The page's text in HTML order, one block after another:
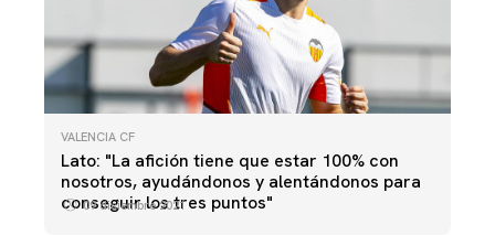
VALENCIA CF
Lato: "La afición tiene que estar 100% con
nosotros, ayudándonos y alentándonos para
conseguir los tres puntos"
09 diciembre 2021